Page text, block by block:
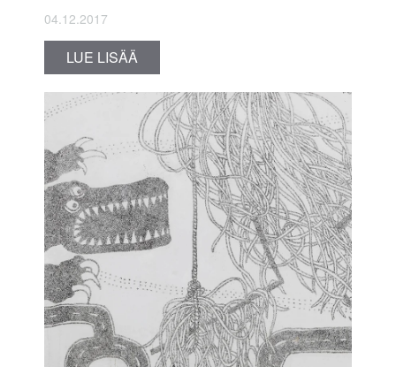
04.12.2017
LUE LISÄÄ